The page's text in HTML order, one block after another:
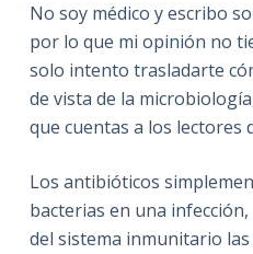
No soy médico y escribo
por lo que mi opinión no
solo intento trasladarte
de vista de la
que cuentas a los lectores
Los antibióticos
bacterias en una
del sistema inmunitario